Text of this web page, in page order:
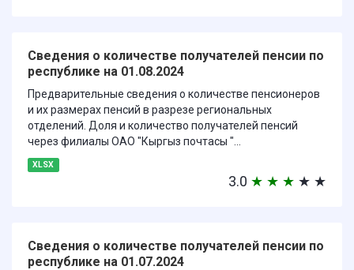
Сведения о количестве получателей пенсии по
республике на 01.08.2024
Предварительные сведения о количестве пенсионеров
и их размерах пенсий в разрезе региональных
отделений. Доля и количество получателей пенсий
через филиалы ОАО "Кыргыз почтасы "...
XLSX
3.0 ★ ★ ★ ★ ★
Сведения о количестве получателей пенсии по
республике на 01.07.2024